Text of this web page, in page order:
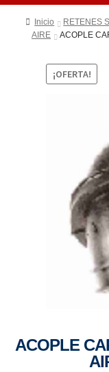
Inicio RETENES
AIRE
ACOPLE
¡OFERTA!
ACOPLE